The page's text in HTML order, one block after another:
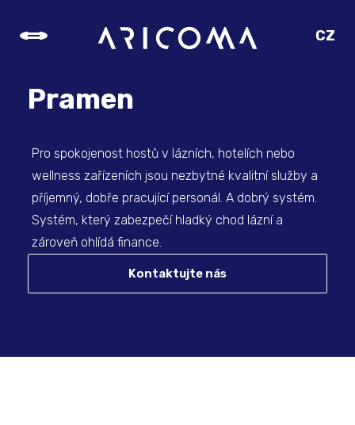
CZ
Pramen
Pro spokojenost hostů v lázních, hotelích nebo
wellness zařízeních jsou nezbytné kvalitní služby a
příjemný, dobře pracující personál. A dobrý systém.
Systém, který zabezpečí hladký chod lázní a
zároveň ohlídá finance.
Kontaktujte nás